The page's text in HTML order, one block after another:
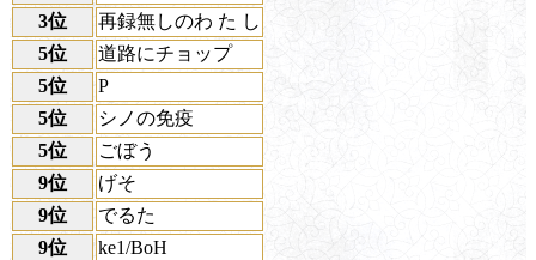
3位
再録無しのわ た し
5位
道路にチョップ
5位
P
5位
シノの免疫
5位
ごぼう
9位
げそ
9位
でるた
9位
ke1/BoH